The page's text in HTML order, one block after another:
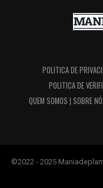
POLITICA DE
POLITICA DE
QUEM SOMOS | SOBRE
©2022 - 2025